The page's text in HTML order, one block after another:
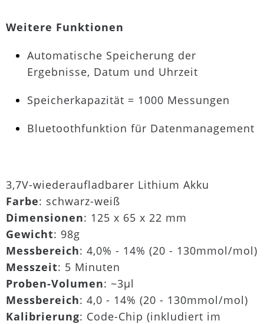
Weitere Funktionen
Automatische Speicherung der
Ergebnisse, Datum und Uhrzeit
Speicherkapazität = 1000 Messungen
Bluetoothfunktion für Datenmanagement
3,7V-wiederaufladbarer Lithium Akku
Farbe: schwarz-weiß
Dimensionen: 125 x 65 x 22 mm
Gewicht: 98g
Messbereich: 4,0% - 14% (20 - 130mmol/mol)
Messzeit: 5 Minuten
Proben-Volumen: ~3µl
Messbereich: 4,0 - 14% (20 - 130mmol/mol)
Kalibrierung: Code-Chip (inkludiert im